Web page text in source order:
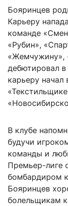
Бояринцев
Карьеру
команде
«Рубин»,
«Жемчужину»,
дебютировал
карьеру начал
В клубе
будучи
команды и
Премьер-лиге
бомбардиром
Бояринцев
болельщикам